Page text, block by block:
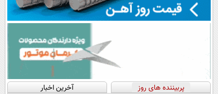
پربیننده های روز آخرین اخبار